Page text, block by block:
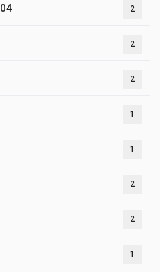
2
2
2
1
1
2
2
1